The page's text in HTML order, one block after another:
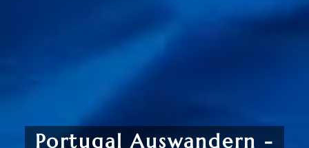
Portugal Auswandern -